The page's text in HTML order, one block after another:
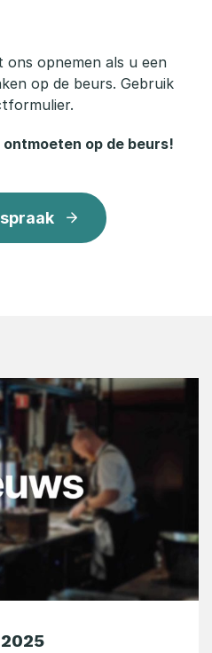
opnemen als u een
op de beurs. Gebruik
op de beurs!